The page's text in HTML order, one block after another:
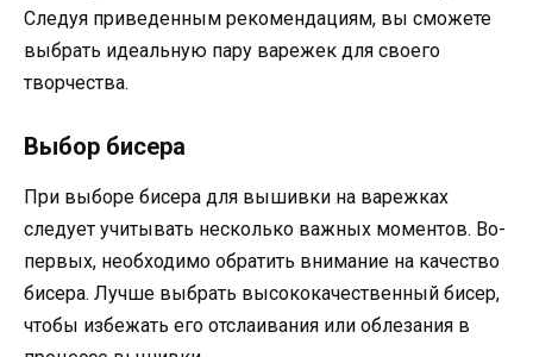
Следуя приведенным рекомендациям, вы сможете
выбрать идеальную пару варежек для своего
творчества.
Выбор бисера
При выборе бисера для вышивки на варежках
следует учитывать несколько важных моментов. Во-
первых, необходимо обратить внимание на качество
бисера. Лучше выбрать высококачественный бисер,
чтобы избежать его отслаивания или облезания в